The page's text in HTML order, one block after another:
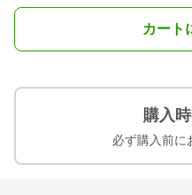
カート
購入
必ず購入前に